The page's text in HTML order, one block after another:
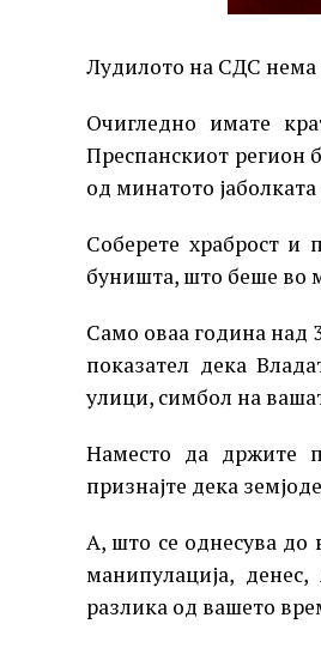
Лудилото на СДС нема
Очигледно имате
Преспанскиот регион
од минатото
Соберете храброст и
буништа, што беше во
Само оваа година над
показател дека
улици, симбол на
Наместо да држите
признајте дека
А, што се однесува до
манипулација,
разлика од вашето